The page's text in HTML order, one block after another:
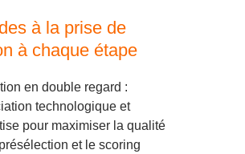
à la prise de
à chaque étape
en double regard :
technologique et
pour maximiser la qualité
et le scoring